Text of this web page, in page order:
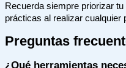
Recuerda siempre priorizar
prácticas al realizar cualquier
Preguntas
¿Qué herramientas